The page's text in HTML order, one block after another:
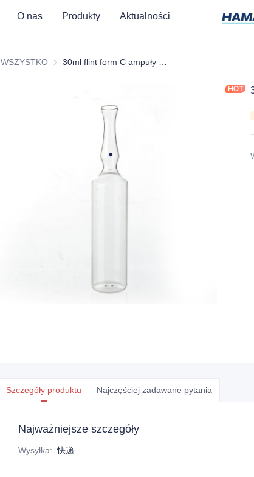
O nas Produkty Aktualności
WSZYSTKO
Szczegóły produktu Najczęściej zadawane pytania
Najważniejsze szczegóły
Wysyłka: 快递